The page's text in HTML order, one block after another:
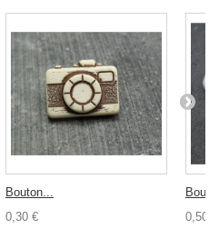
Bouton...
0,30 €
0,50 €